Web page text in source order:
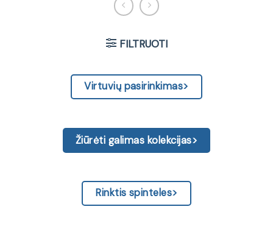
FILTRUOTI
Virtuvių pasirinkimas>
Žiūrėti galimas kolekcijas>
Rinktis spinteles>